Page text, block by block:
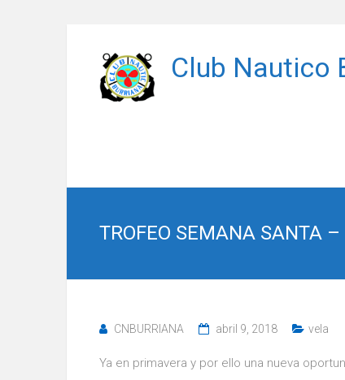
contenido
Club Nautico
TROFEO SEMANA SANTA
CNBURRIANA abril 9, 2018 vela
Ya en primavera y por ello una nueva